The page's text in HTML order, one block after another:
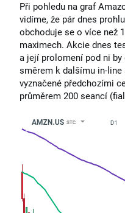
Při pohledu na graf
vidíme, že pár dnes
obchoduje se o více než
maximech. Akcie dnes
a její prolomení pod ni
směrem k dalšímu in-
vyznačené předchozími
průměrem 200 seancí